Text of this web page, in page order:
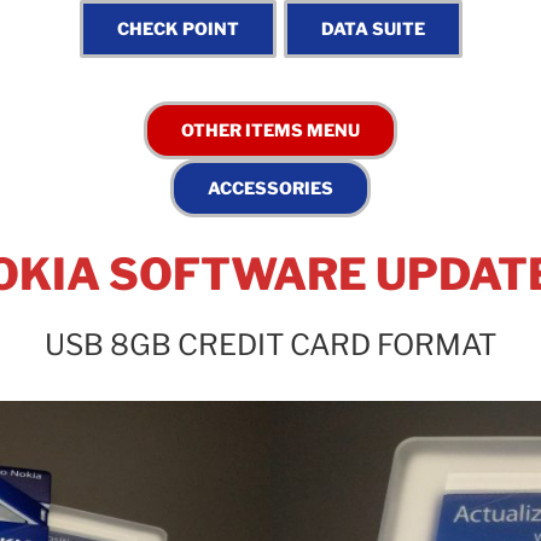
SOFTWARE
USB 8GB CREDIT CARD FORMAT